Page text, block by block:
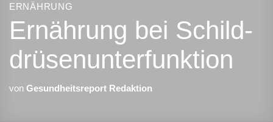
ERNÄHRUNG
Ernährung bei Schild­
drüsen­unter­funktion
von Gesundheitsreport Redaktion